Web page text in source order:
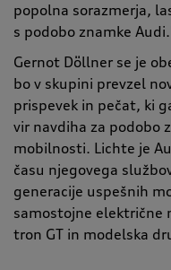
popolna sorazmerja,
s podobo znamke
Gernot Döllner se je
bo v skupini prevzel
prispevek in pečat, ki
vir navdiha za podobo
mobilnosti. Lichte je
času njegovega
generacije uspešnih
samostojne električne
tron GT in modelska